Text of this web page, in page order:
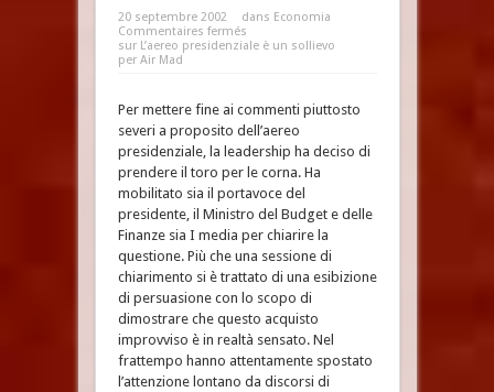
20 septembre 2002 dans Economia
Commentaires fermés
sur L’aereo presidenziale è un sollievo
per Air Mad
Per mettere fine ai commenti piuttosto
severi a proposito dell’aereo
presidenziale, la leadership ha deciso di
prendere il toro per le corna. Ha
mobilitato sia il portavoce del
presidente, il Ministro del Budget e delle
Finanze sia I media per chiarire la
questione. Più che una sessione di
chiarimento si è trattato di una esibizione
di persuasione con lo scopo di
dimostrare che questo acquisto
improvviso è in realtà sensato. Nel
frattempo hanno attentamente spostato
l’attenzione lontano da discorsi di